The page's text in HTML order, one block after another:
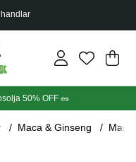
Din
.
50% OFF 🥜
Maca & Ginseng Maca